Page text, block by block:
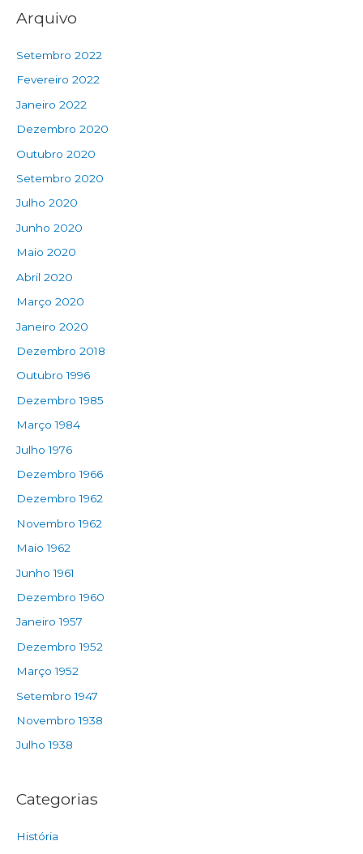
Arquivo
Setembro 2022
Fevereiro 2022
Janeiro 2022
Dezembro 2020
Outubro 2020
Setembro 2020
Julho 2020
Junho 2020
Maio 2020
Abril 2020
Março 2020
Janeiro 2020
Dezembro 2018
Outubro 1996
Dezembro 1985
Março 1984
Julho 1976
Dezembro 1966
Dezembro 1962
Novembro 1962
Maio 1962
Junho 1961
Dezembro 1960
Janeiro 1957
Dezembro 1952
Março 1952
Setembro 1947
Novembro 1938
Julho 1938
Categorias
História